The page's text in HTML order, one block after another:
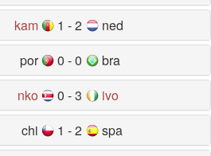
kam 1 - 2
ned
por 0 - 0
bra
nko 0 - 3
ivo
chi 1 - 2 spa